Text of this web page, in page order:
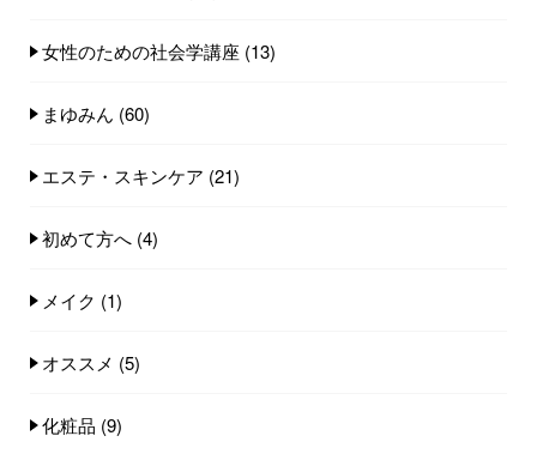
女性のための社会学講座 (13)
まゆみん (60)
エステ・スキンケア (21)
初めて方へ (4)
メイク (1)
オススメ (5)
化粧品 (9)